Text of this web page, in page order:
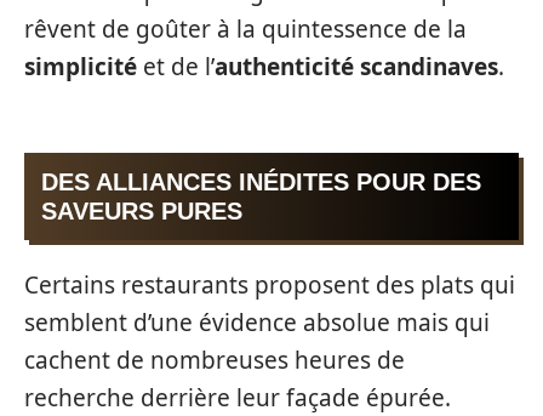
rêvent de goûter à la quintessence de la
simplicité et de l’authenticité scandinaves.
DES ALLIANCES INÉDITES POUR DES
SAVEURS PURES
Certains restaurants proposent des plats qui
semblent d’une évidence absolue mais qui
cachent de nombreuses heures de
recherche derrière leur façade épurée.